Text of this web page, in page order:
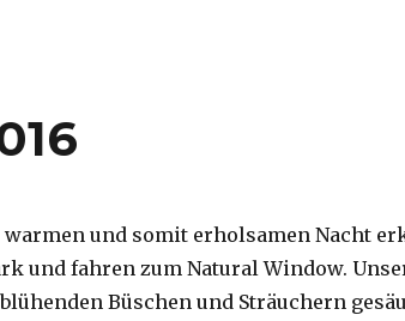
warmen und somit erholsamen Nacht
und fahren zum Natural Window.
Büschen und Sträuchern